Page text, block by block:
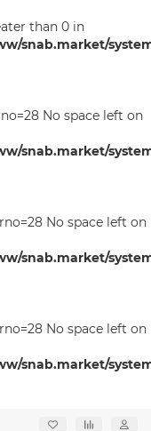
than 0 in
snab.market/
No space left on
snab.market/
No space left on
snab.market/
No space left on
snab.market/